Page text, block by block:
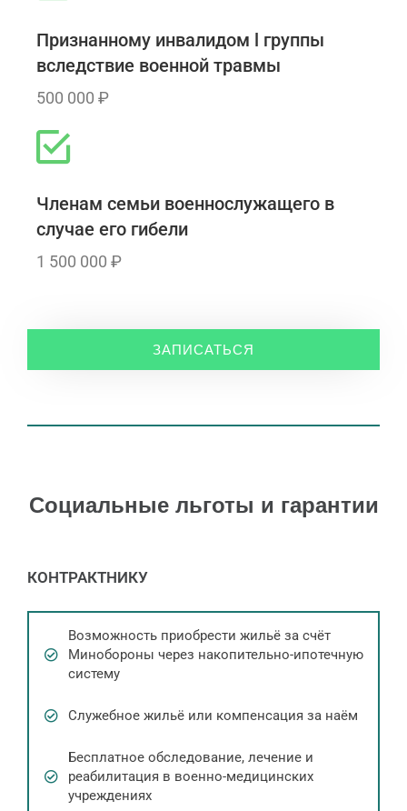
Признанному инвалидом l группы
вследствие военной травмы
500 000 ₽
Членам семьи военнослужащего в
случае его гибели
1 500 000 ₽
ЗАПИСАТЬСЯ
Социальные льготы и гарантии
КОНТРАКТНИКУ
Возможность приобрести жильё за счёт
Минобороны через накопительно-ипотечную
систему
Служебное жильё или компенсация за наём
Бесплатное обследование, лечение и
реабилитация в военно-медицинских
учреждениях